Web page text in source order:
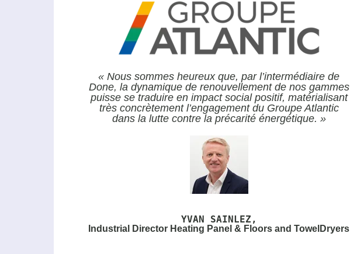
« Nous sommes heureux que, par l’intermédiaire de
Done, la dynamique de renouvellement de nos gammes
puisse se traduire en impact social positif, matérialisant
très concrètement l’engagement du Groupe Atlantic
dans la lutte contre la précarité énergétique. »
YVAN SAINLEZ,
Industrial Director Heating Panel & Floors and TowelDryers